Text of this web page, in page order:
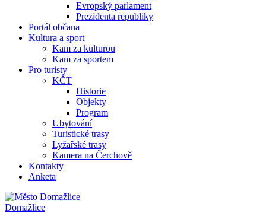
Evropský parlament
Prezidenta republiky
Portál občana
Kultura a sport
Kam za kulturou
Kam za sportem
Pro turisty
KČT
Historie
Objekty
Program
Ubytování
Turistické trasy
Lyžařské trasy
Kamera na Čerchově
Kontakty
Anketa
Domažlice